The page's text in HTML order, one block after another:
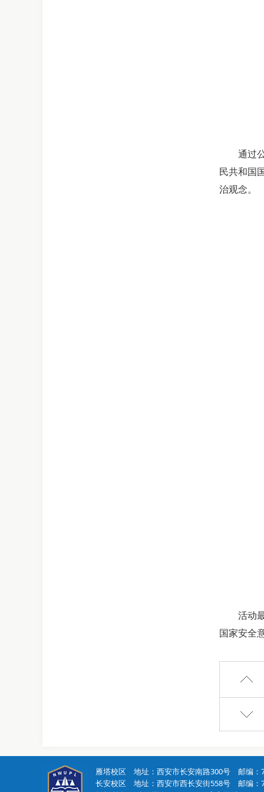
通过
民共和国
治观念。
活动
国家安全
雁塔校区 地址：西安市长安南路300号 邮编：
长安校区 地址：西安市西长安街558号 邮编：